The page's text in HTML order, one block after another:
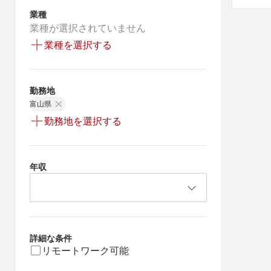
業種
業種が選択されていません
業種を選択する
勤務地
富山県
勤務地を選択する
年収
詳細な条件
リモートワーク可能